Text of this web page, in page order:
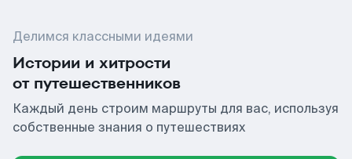
Делимся классными идеями
Истории и хитрости
от путешественников
Каждый день строим маршруты для вас, используя
собственные знания о путешествиях